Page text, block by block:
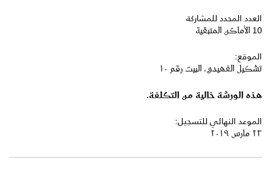
العدد المحدد للمشاركة
10 الأماكن المتبقية
الموقع:
تشكيل الفهيدي، البيت رقم ١٠
هذه الورشة خالية من التكلفة.
الموعد النهائي للتسجيل:
٢٣ مارس ٢٠١٩